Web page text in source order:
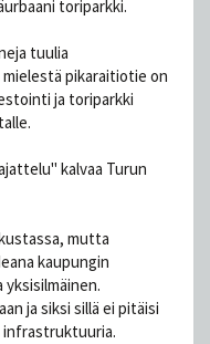
toriparkki.
tuulia
pikaraitiotie on
ja toriparkki
kalvaa Turun
mutta
kaupungin
ja siksi sillä ei pitäisi
infrastruktuuria.